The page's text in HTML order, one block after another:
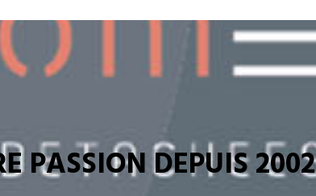
PASSION DEPUIS 2002